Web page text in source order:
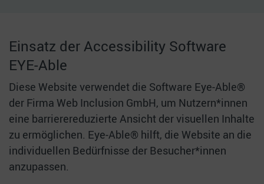
Einsatz der Accessibility Software
EYE-Able
Diese Website verwendet die Software Eye-Able®
der Firma Web Inclusion GmbH, um Nutzern*innen
eine barrierereduzierte Ansicht der visuellen Inhalte
zu ermöglichen. Eye-Able® hilft, die Website an die
individuellen Bedürfnisse der Besucher*innen
anzupassen.